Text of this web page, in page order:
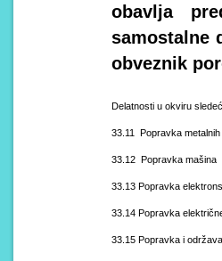
obavlja
samostalne
obveznik
Delatnosti u okviru
33.11 Popravka
33.12 Popravka mašina
33.13 Popravka
33.14 Popravka
33.15 Popravka i